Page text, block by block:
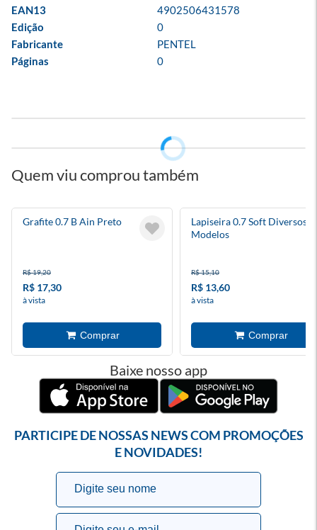
EAN13
4902506431578
Edição
0
Fabricante
PENTEL
Páginas
0
Quem viu comprou também
Grafite 0.7 B Ain Preto
R$ 19,20
R$ 17,30
à vista
Lapiseira 0.7 Soft Diversos
Modelos
R$ 15,10
R$ 13,60
à vista
Baixe nosso app
PARTICIPE DE NOSSAS NEWS COM PROMOÇÕES
E NOVIDADES!